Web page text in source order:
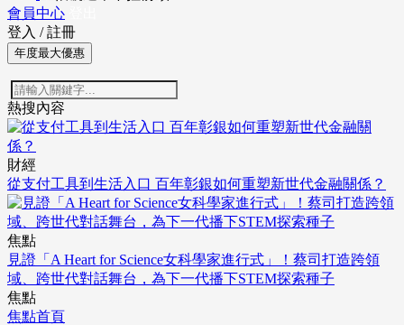
會員中心
登入 / 註冊
年度最大優惠
熱搜內容
財經
從支付工具到生活入口 百年彰銀如何重塑新世代金融關係？
焦點
見證「A Heart for Science女科學家進行式」！蔡司打造跨領
域、跨世代對話舞台，為下一代播下STEM探索種子
焦點
焦點首頁